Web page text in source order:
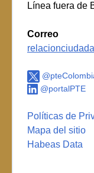
Línea fuera de
Correo
@portalPTE
Políticas de
Mapa del sitio
Habeas Data